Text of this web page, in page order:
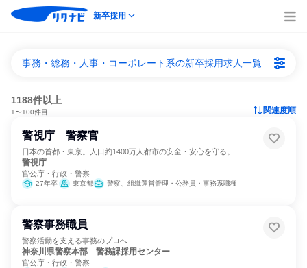
新卒採用
事務・総務・人事・コーポレート系の新卒採用求人一覧
1188件以上
1〜100件目 関連度順
警視庁 警察官
日本の首都・東京。人口約1400万人都市の安全・安心を守る。
警視庁
官公庁・行政・警察
27年卒 東京都 警察、組織運営管理・公務員・事務系職種
警察事務職員
警察活動を支える事務のプロへ
神奈川県警察本部 警務課採用センター
官公庁・行政・警察